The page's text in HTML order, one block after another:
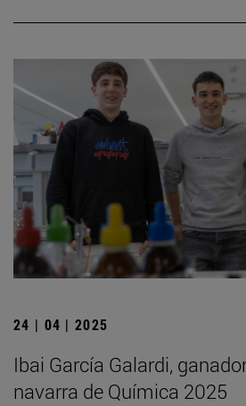
24 | 04 | 2025
Ibai García Galardi,
navarra de Química 2025